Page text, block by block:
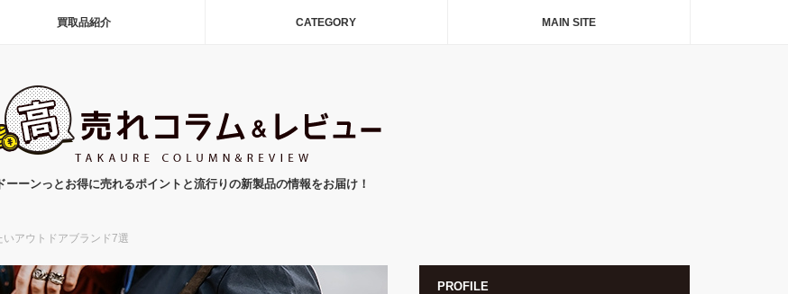
買取品紹介 CATEGORY MAIN SITE
ドーーンっとお得に売れるポイントと流行りの新製品の情報をお届け！
いアウトドアブランド7選
PROFILE